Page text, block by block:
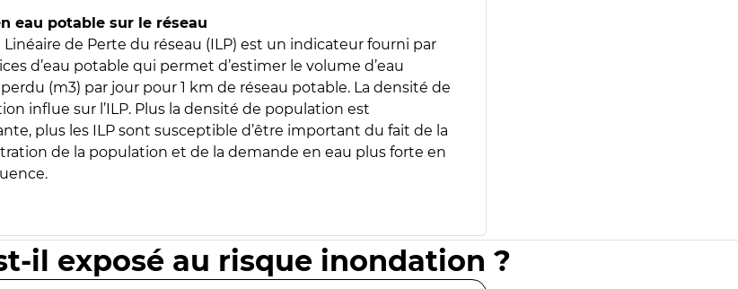
eau potable sur le réseau
Linéaire de Perte du réseau (ILP) est un indicateur fourni par
d’eau potable qui permet d’estimer le volume d’eau
(m3) par jour pour 1 km de réseau potable. La densité de
influe sur l’ILP. Plus la densité de population est
plus les ILP sont susceptible d’être important du fait de la
de la population et de la demande en eau plus forte en
il exposé au risque inondation ?